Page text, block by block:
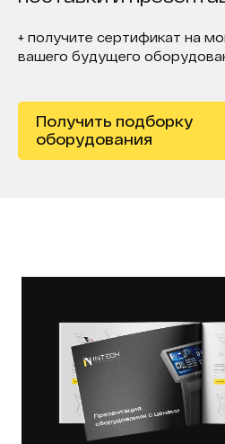
+ получите сертификат на
вашего будущего
Получить подборку
оборудования